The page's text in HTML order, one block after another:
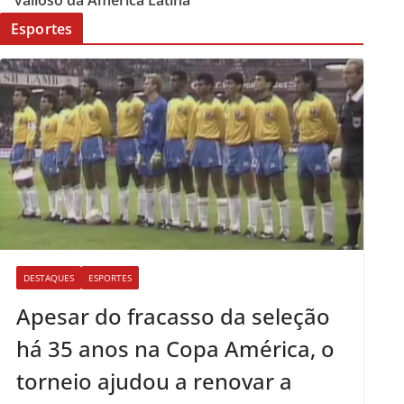
Esportes
DESTAQUES ESPORTES
Apesar do fracasso da seleção
há 35 anos na Copa América, o
torneio ajudou a renovar a